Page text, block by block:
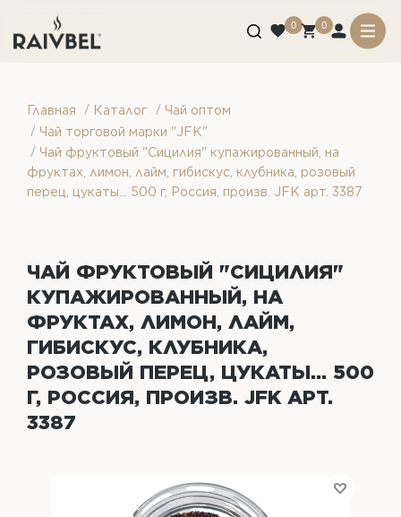
0 0
Главная / Каталог / Чай оптом
/ Чай торговой марки "JFK"
/ Чай фруктовый "Сицилия" купажированный, на
фруктах, лимон, лайм, гибискус, клубника, розовый
перец, цукаты... 500 г, Россия, произв. JFK арт. 3387
ЧАЙ ФРУКТОВЫЙ "СИЦИЛИЯ"
КУПАЖИРОВАННЫЙ, НА
ФРУКТАХ, ЛИМОН, ЛАЙМ,
ГИБИСКУС, КЛУБНИКА,
РОЗОВЫЙ ПЕРЕЦ, ЦУКАТЫ... 500
Г, РОССИЯ, ПРОИЗВ. JFK АРТ.
3387